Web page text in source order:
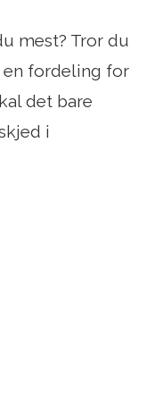
mest? Tror du
en fordeling for
det bare
i